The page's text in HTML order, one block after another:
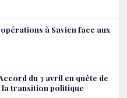
à Savien face aux
du 3 avril en quête de
transition politique